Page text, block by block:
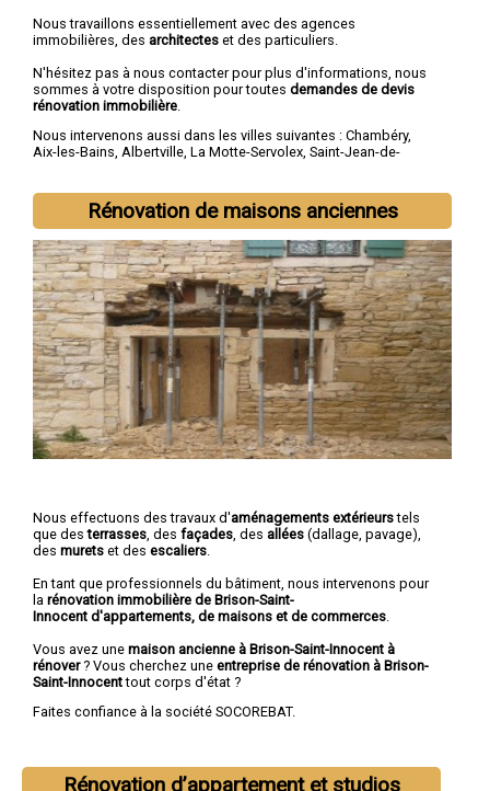
Nous travaillons essentiellement avec des agences
immobilières, des architectes et des particuliers.
N'hésitez pas à nous contacter pour plus d'informations, nous
sommes à votre disposition pour toutes demandes de devis
rénovation immobilière
Nous intervenons aussi dans les villes suivantes : Chambéry,
Aix-les-Bains, Albertville, La Motte-Servolex, Saint-Jean-de-
Rénovation de maisons anciennes
Nous effectuons des travaux d'aménagements extérieurstels
que desterrasses , des façades , des allées (dallage, pavage),
des murets et des escaliers
En tant que professionnels du bâtiment, nous intervenons pour
la rénovation immobilière de Brison-Saint-
Innocent d'appartements, de maisons et de commerces
Vous avez une maison ancienne à Brison-Saint-Innocent à
rénover? Vous cherchez une entreprise de rénovation à Brison-
Saint-Innocenttout corps d'état ?
Faites confiance à la société SOCOREBAT.
Rénovation d’appartement et studios